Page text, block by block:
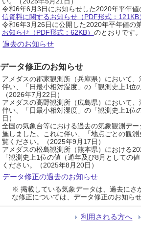
令和6年6月3日にお知らせした2020年平年
信資料に関するお知らせ（PDF形式：121KB
令和6年3月26日に公開した2020年平年値の
お知らせ（PDF形式：62KB） のとおりです
過去のお知らせ
データ修正のお知らせ
アメダスの郡家観測所（兵庫県）において
伴い、「日最小相対湿度」の「観測史上1位
（2026年7月22日）
アメダスの高野観測所（広島県）において
伴い、「日最小相対湿度」の「観測史上1位
日）
全国の気象台等における過去の気象観測デ
施しました。これに伴い、「地点ごとの観
覧ください。（2025年9月17日）
アメダスの松島観測所（熊本県）における
「観測史上1位の値（通年及び8月としての
ください。（2025年8月20日）
データ修正の過去のお知らせ
※ 掲載している気象データは、過去にさ
な修正については、データ修正のお知ら
利用される方へ